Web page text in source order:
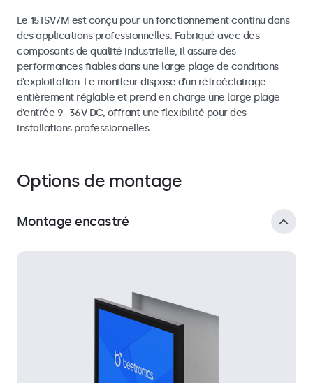
Le 15TSV7M est conçu pour un fonctionnement continu dans
des applications professionnelles. Fabriqué avec des
composants de qualité industrielle, il assure des
performances fiables dans une large plage de conditions
d’exploitation. Le moniteur dispose d’un rétroéclairage
entièrement réglable et prend en charge une large plage
d’entrée 9–36V DC, offrant une flexibilité pour des
installations professionnelles.
Options de montage
Montage encastré